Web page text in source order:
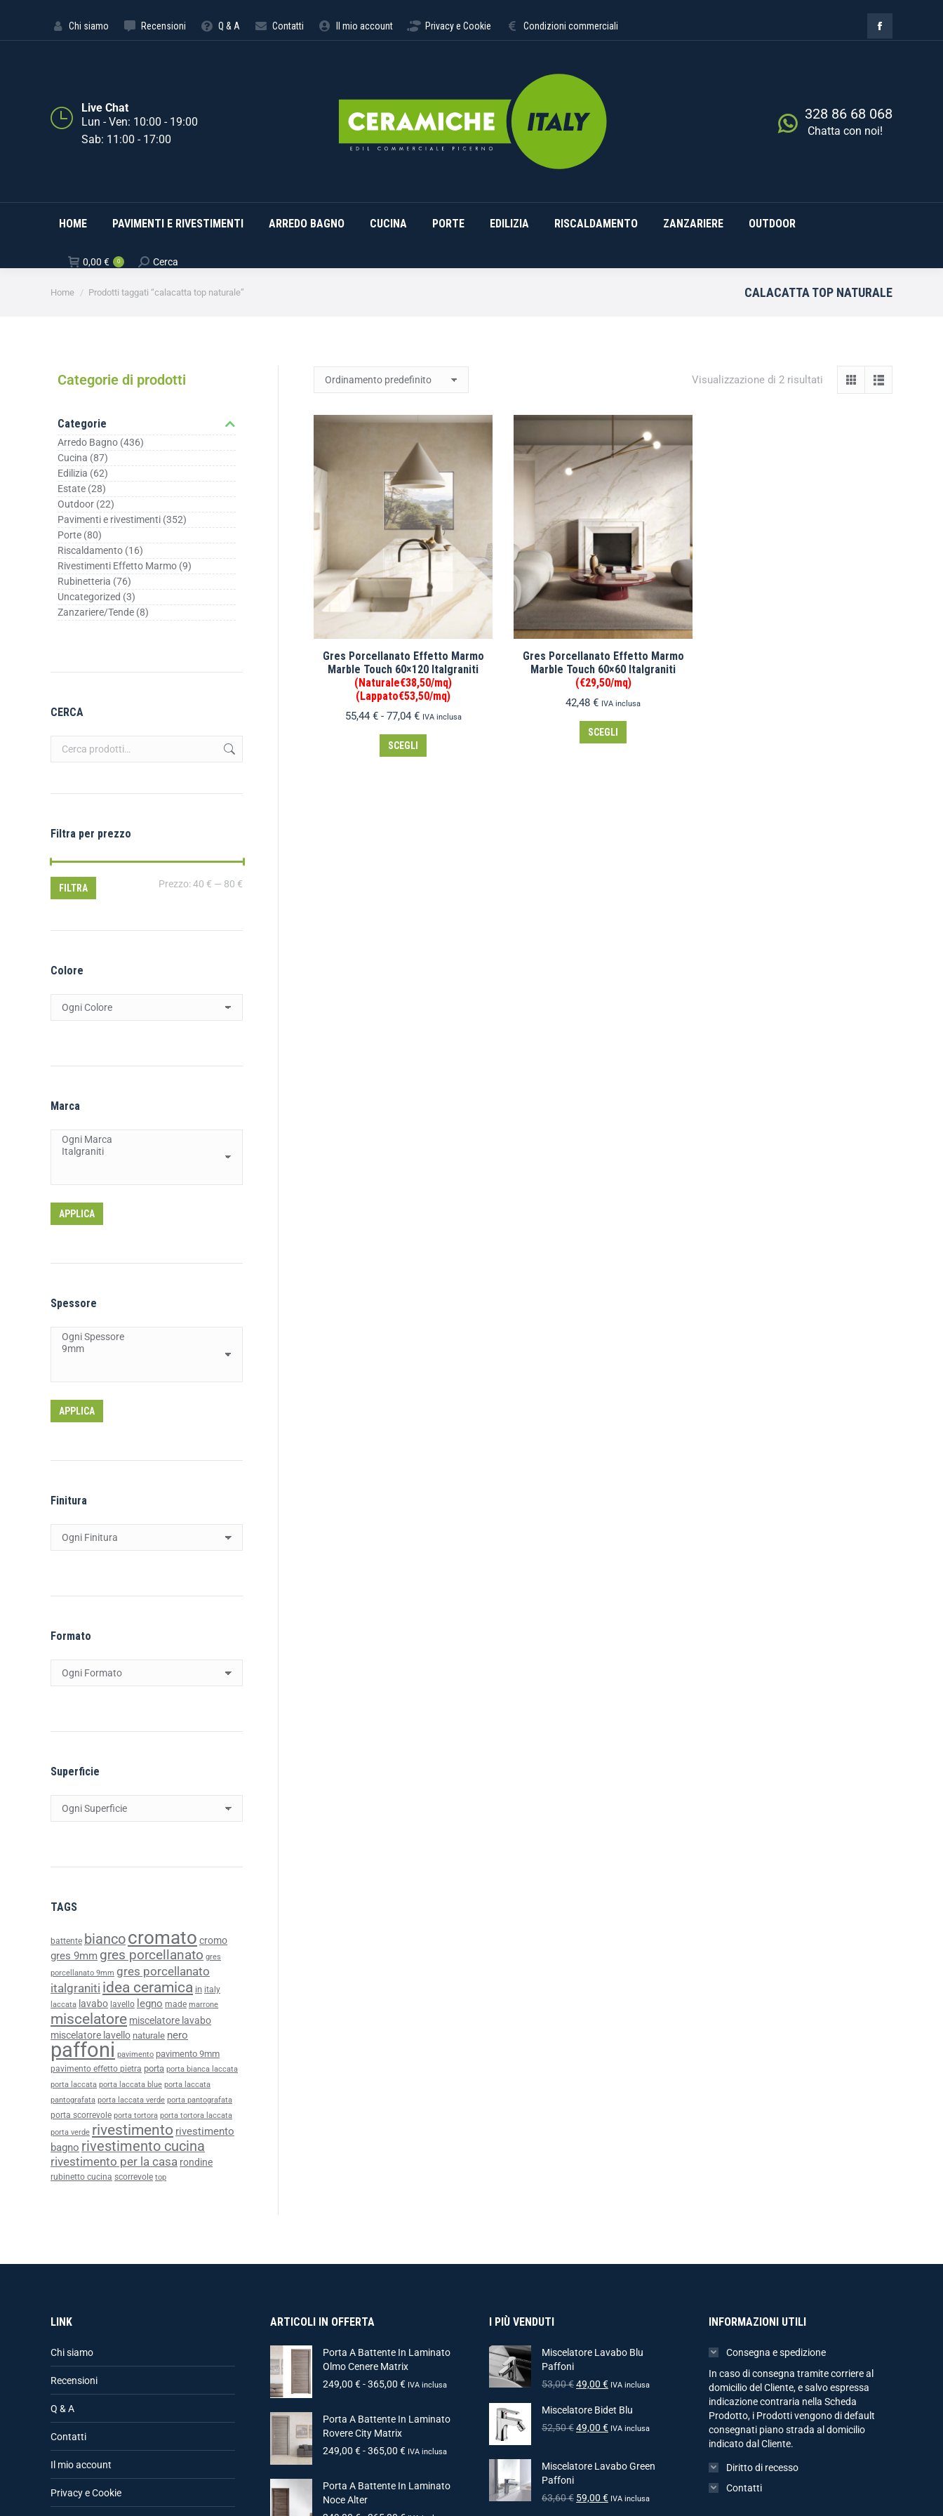
Chi siamo Recensioni Q & A Contatti Il mio account Privacy e Cookie Condizioni commerciali
Live Chat
Lun - Ven: 10:00 - 19:00
Sab: 11:00 - 17:00
328 86 68 068
Chatta con noi!
HOME PAVIMENTI E RIVESTIMENTI ARREDO BAGNO CUCINA PORTE EDILIZIA RISCALDAMENTO ZANZARIERE OUTDOOR
0,00 € 0 Cerca
Tu sei qui:
Home Prodotti taggati “calacatta top naturale” CALACATTA TOP NATURALE
Visualizzazione di 2 risultati
Gres Porcellanato Effetto Marmo
Marble Touch 60×120 Italgraniti
(Naturale€38,50/mq)
(Lappato€53,50/mq)
55,44 € - 77,04 € IVA inclusa
SCEGLI
Gres Porcellanato Effetto Marmo
Marble Touch 60×60 Italgraniti
(€29,50/mq)
42,48 € IVA inclusa
SCEGLI
Categorie di prodotti
Categorie
Arredo Bagno (436)
Cucina (87)
Edilizia (62)
Estate (28)
Outdoor (22)
Pavimenti e rivestimenti (352)
Porte (80)
Riscaldamento (16)
Rivestimenti Effetto Marmo (9)
Rubinetteria (76)
Uncategorized (3)
Zanzariere/Tende (8)
CERCA
Filtra per prezzo
FILTRA Prezzo:40 € — 80 €
Colore
Marca
APPLICA
Spessore
APPLICA
Finitura
Formato
Superficie
TAGS
battente biancocromato cromo
gres 9mm gres porcellanato gres
porcellanato 9mm gres porcellanato
italgraniti idea ceramica in italy
laccata lavabo lavello legno made marrone
miscelatore miscelatore lavabo
miscelatore lavello naturale nero
paffoni pavimento pavimento 9mm
pavimento effetto pietra porta porta bianca laccata
porta laccata porta laccata blue porta laccata
pantografata porta laccata verde porta pantografata
porta scorrevole porta tortora porta tortora laccata
porta verde rivestimento rivestimento
bagno rivestimento cucina
rivestimento per la casa rondine
rubinetto cucina scorrevole top
LINK
Chi siamo
Recensioni
Q & A
Contatti
Il mio account
Privacy e Cookie
ARTICOLI IN OFFERTA
Porta A Battente In Laminato
Olmo Cenere Matrix
249,00 € - 365,00 € IVA inclusa
Porta A Battente In Laminato
Rovere City Matrix
249,00 € - 365,00 € IVA inclusa
Porta A Battente In Laminato
Noce Alter
I PIÙ VENDUTI
Miscelatore Lavabo Blu
Paffoni
53,00€49,00 € IVA inclusa
Miscelatore Bidet Blu
52,50€49,00 € IVA inclusa
Miscelatore Lavabo Green
Paffoni
63,60€ 59,00 € IVA inclusa
INFORMAZIONI UTILI
Consegna e spedizione
In caso di consegna tramite corriere al
domicilio del Cliente, e salvo espressa
indicazione contraria nella Scheda
Prodotto, i Prodotti vengono di default
consegnati piano strada al domicilio
indicato dal Cliente.
Diritto di recesso
Contatti
HOME PAVIMENTI E RIVESTIMENTI ARREDO BAGNO CUCINA PORTE EDILIZIA